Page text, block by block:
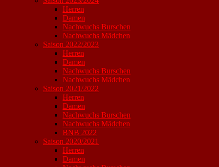
Herren
Damen
Nachwuchs Burschen
Nachwuchs Mädchen
Saison 2022/2023
Herren
Damen
Nachwuchs Burschen
Nachwuchs Mädchen
Saison 2021/2022
Herren
Damen
Nachwuchs Burschen
Nachwuchs Mädchen
BNB 2022
Saison 2020/2021
Herren
Damen